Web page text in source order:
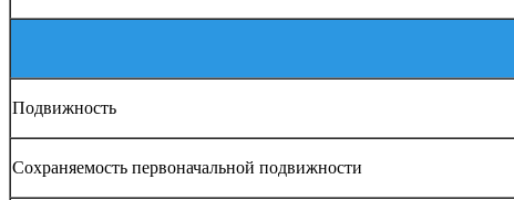
Подвижность
Сохраняемость первоначальной подвижности